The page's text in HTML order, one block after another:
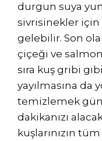
durgun suya
sivrisinekler için
gelebilir. Son
çiçeği ve
sıra kuş gribi
yayılmasına da
temizlemek
dakikanızı
kuşlarınızın